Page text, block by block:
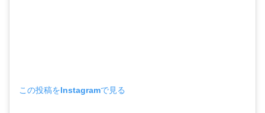
この投稿をInstagramで見る